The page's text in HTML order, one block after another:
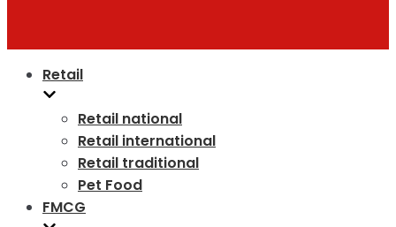
Retail
Retail national
Retail international
Retail traditional
Pet Food
FMCG